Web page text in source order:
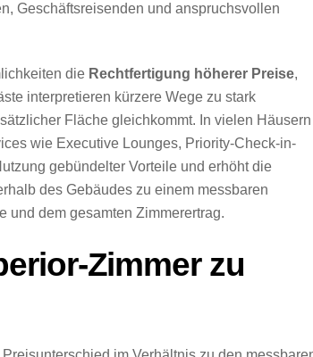
Geschäftsreisenden und anspruchsvollen
die Rechtfertigung höherer Preise,
interpretieren kürzere Wege zu stark
Fläche gleichkommt. In vielen Häusern
wie Executive Lounges, Priority-Check-in-
gebündelter Vorteile und erhöht die
des Gebäudes zu einem messbaren
und dem gesamten Zimmerertrag.
Zimmer zu